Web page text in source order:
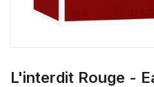
L'interdit Rouge -